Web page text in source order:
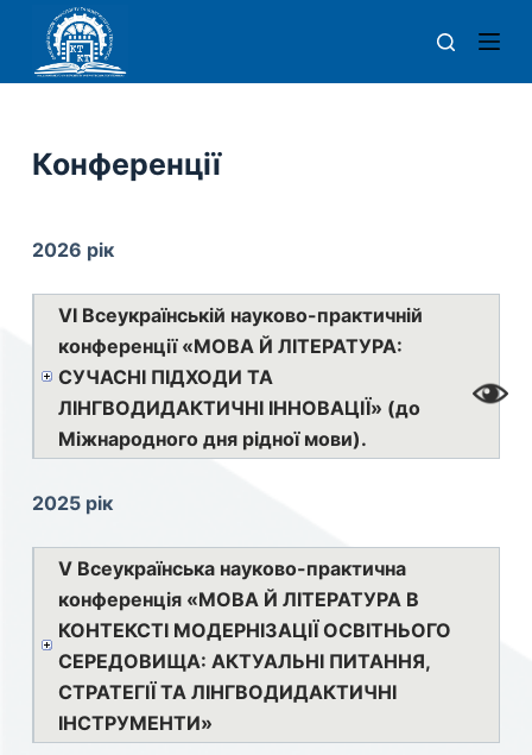
р
й
т
д
у
Конференції
2026 рік
VІ Всеукраїнській науково-практичній
конференції «МОВА Й ЛІТЕРАТУРА:
СУЧАСНІ ПІДХОДИ ТА
ЛІНГВОДИДАКТИЧНІ ІННОВАЦІЇ» (до
Міжнародного дня рідної мови).
2025 рік
V Всеукраїнська науково-практична
конференція «МОВА Й ЛІТЕРАТУРА В
КОНТЕКСТІ МОДЕРНІЗАЦІЇ ОСВІТНЬОГО
СЕРЕДОВИЩА: АКТУАЛЬНІ ПИТАННЯ,
СТРАТЕГІЇ ТА ЛІНГВОДИДАКТИЧНІ
ІНСТРУМЕНТИ»